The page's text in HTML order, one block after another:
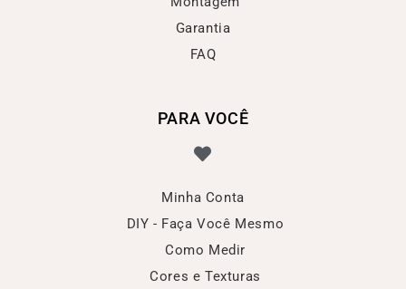
Garantia
FAQ
PARA VOCÊ
Minha Conta
DIY - Faça Você Mesmo
Como Medir
Cores e Texturas